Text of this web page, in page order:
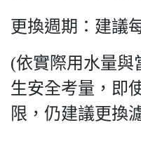
更換週期：建議
(依實際用水量與
生安全考量，即
限，仍建議更換